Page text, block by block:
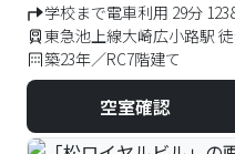
学校まで電車利用 29分
東急池上線大崎広小路駅
築23年／RC7階建て
空室確認